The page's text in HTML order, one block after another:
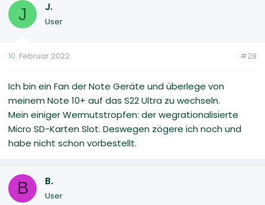
J J.
User
10. Februar 2022 #28
Ich bin ein Fan der Note Geräte und überlege von
meinem Note 10+ auf das S22 Ultra zu wechseln.
Mein einiger Wermutstropfen: der wegrationalisierte
Micro SD-Karten Slot. Deswegen zögere ich noch und
habe nicht schon vorbestellt.
B B.
User